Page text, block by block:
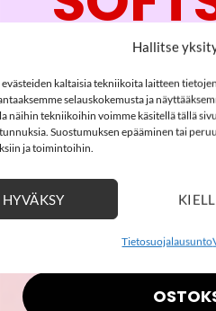
Hallitse
kaltaisia tekniikoita laitteen
selauskokemusta ja
näihin tekniikoihin voimme käsitellä tällä
Suostumuksen epääminen tai
ja toimintoihin.
HYVÄKSY
Tietosuojalausunto
Peyote
jossa kankaassa kaunis
-
15% ALENNUS
2
02 16
hours
: